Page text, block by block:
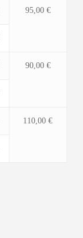
95,00 €
90,00 €
110,00 €